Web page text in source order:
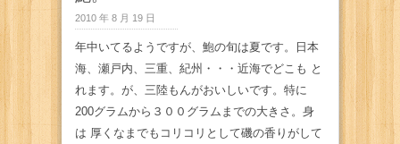
2010 年 8 月 19 日
年中いてるようですが、鮑の旬は夏です。日本
海、瀬戸内、三重、紀州・・・近海でどこも と
れます。が、三陸もんがおいしいです。特に
200グラムから３００グラムまでの大きさ。身
は 厚くなまでもコリコリとして磯の香りがして